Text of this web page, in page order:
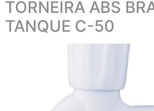
TORNEIRA ABS
TANQUE C-50